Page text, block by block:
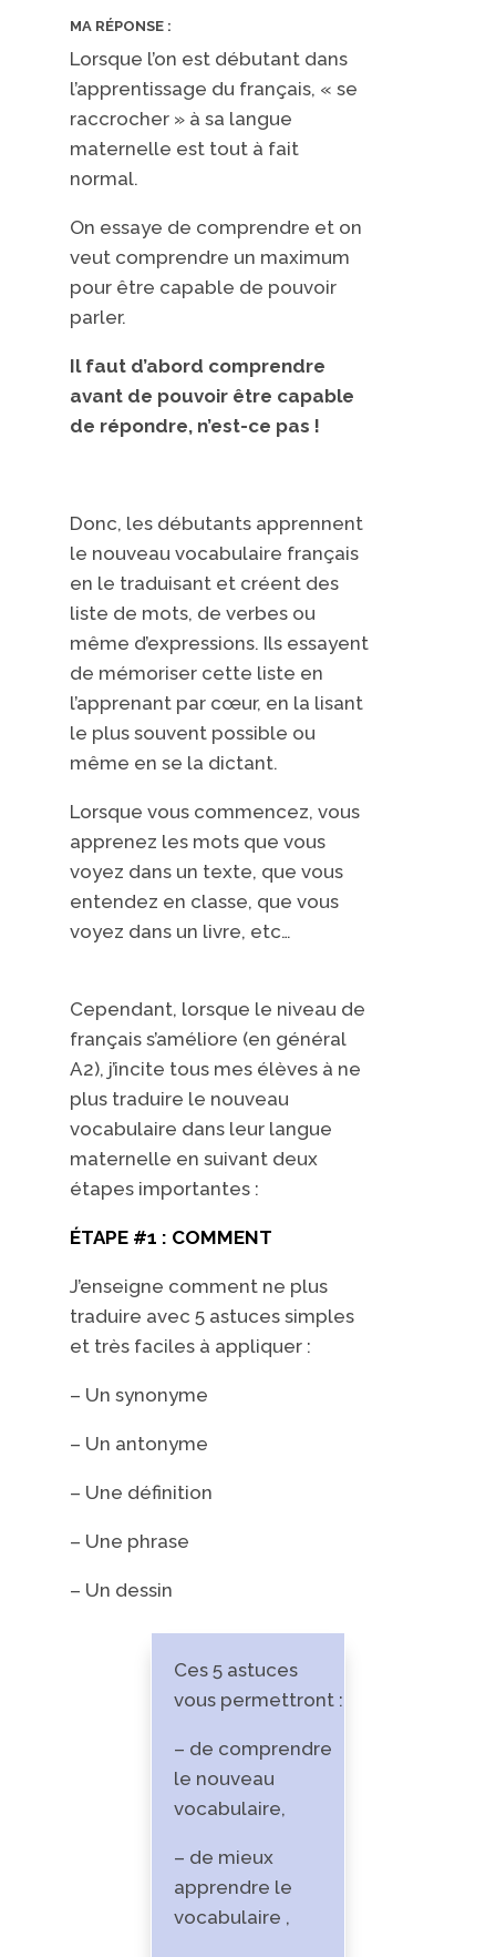
MA RÉPONSE :
Lorsque l’on est débutant dans
l’apprentissage du français, « se
raccrocher » à sa langue
maternelle est tout à fait
normal.
On essaye de comprendre et on
veut comprendre un maximum
pour être capable de pouvoir
parler.
Il faut d’abord comprendre
avant de pouvoir être capable
de répondre, n’est-ce pas !
Donc, les débutants apprennent
le nouveau vocabulaire français
en le traduisant et créent des
liste de mots, de verbes ou
même d’expressions. Ils essayent
de mémoriser cette liste en
l’apprenant par cœur, en la lisant
le plus souvent possible ou
même en se la dictant.
Lorsque vous commencez, vous
apprenez les mots que vous
voyez dans un texte, que vous
entendez en classe, que vous
voyez dans un livre, etc…
Cependant, lorsque le niveau de
français s’améliore (en général
A2), j’incite tous mes élèves à ne
plus traduire le nouveau
vocabulaire dans leur langue
maternelle en suivant deux
étapes importantes :
ÉTAPE #1 : COMMENT
J’enseigne comment ne plus
traduire avec 5 astuces simples
et très faciles à appliquer :
– Un synonyme
– Un antonyme
– Une définition
– Une phrase
– Un dessin
Ces 5 astuces
vous permettront :
– de comprendre
le nouveau
vocabulaire,
– de mieux
apprendre le
vocabulaire ,